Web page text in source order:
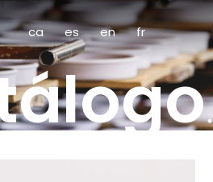
ca es en fr